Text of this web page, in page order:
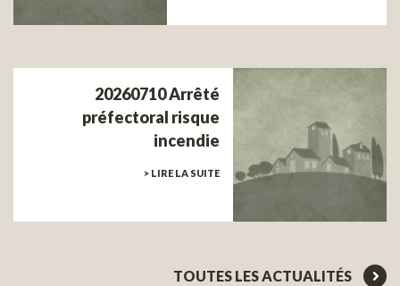
20260710 Arrêté
préfectoral risque
incendie
> LIRE LA SUITE
TOUTES LES ACTUALITÉS